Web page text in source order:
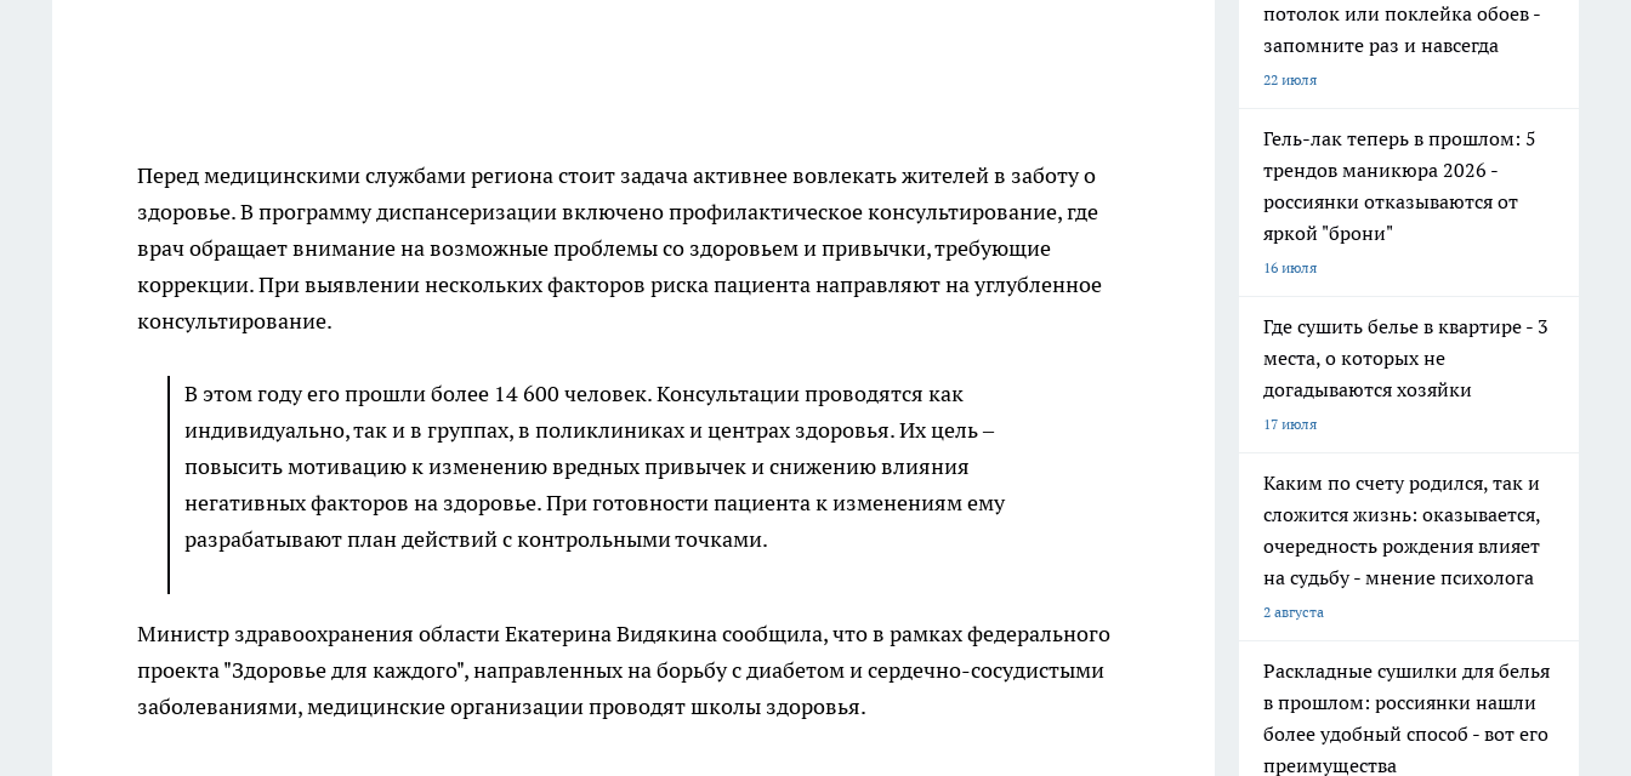
Перед медицинскими службами региона стоит задача активнее вовлекать жителей в заботу о
здоровье. В программу диспансеризации включено профилактическое консультирование, где
врач обращает внимание на возможные проблемы со здоровьем и привычки, требующие
коррекции. При выявлении нескольких факторов риска пациента направляют на углубленное
консультирование.
В этом году его прошли более 14 600 человек. Консультации проводятся как
индивидуально, так и в группах, в поликлиниках и центрах здоровья. Их цель –
повысить мотивацию к изменению вредных привычек и снижению влияния
негативных факторов на здоровье. При готовности пациента к изменениям ему
разрабатывают план действий с контрольными точками.
Министр здравоохранения области Екатерина Видякина сообщила, что в рамках федерального
проекта "Здоровье для каждого", направленных на борьбу с диабетом и сердечно-сосудистыми
заболеваниями, медицинские организации проводят школы здоровья.
потолок или поклейка обоев -
запомните раз и навсегда
22 июля
Гель-лак теперь в прошлом: 5
трендов маникюра 2026 -
россиянки отказываются от
яркой "брони"
16 июля
Где сушить белье в квартире - 3
места, о которых не
догадываются хозяйки
17 июля
Каким по счету родился, так и
сложится жизнь: оказывается,
очередность рождения влияет
на судьбу - мнение психолога
2 августа
Раскладные сушилки для белья
в прошлом: россиянки нашли
более удобный способ - вот его
преимущества